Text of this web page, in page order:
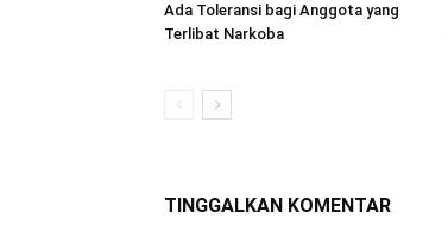
Ada Toleransi bagi Anggota yang
Terlibat Narkoba
TINGGALKAN KOMENTAR